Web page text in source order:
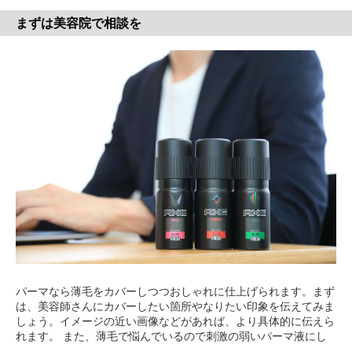
まずは美容院で相談を
パーマなら薄毛をカバーしつつおしゃれに仕上げられます。まず
は、美容師さんにカバーしたい箇所やなりたい印象を伝えてみま
しょう。イメージの近い画像などがあれば、より具体的に伝えら
れます。 また、薄毛で悩んでいるので刺激の弱いパーマ液にし